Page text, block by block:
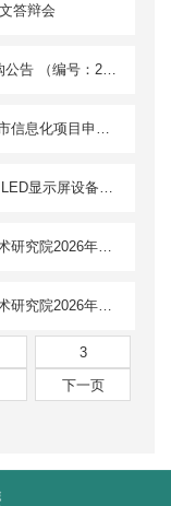
答辩会
工会会员“职工乐品”活动采购公告 （编号：2026--04）
复旦大学上海市生物医药技术研究院2026年硕士研究生招生考试进入复试考生名单
复旦大学上海市生物医药技术研究院2026年硕士研究生招生复试工作实施细则
3
下一页